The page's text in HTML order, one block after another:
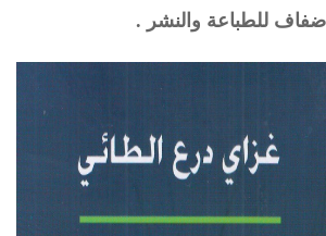
للطباعة والنشر .